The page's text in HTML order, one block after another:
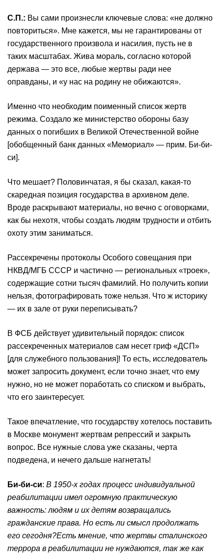
С.П .: Вы сами произнесли ключевые слова: «не должно
повториться». Мне кажется, мы не гарантированы от
государственного произвола и насилия, пусть не в
таких масштабах. Жива мораль, согласно которой
держава — это все, любые жертвы ради нее
оправданы, и «у нас на родину не обижаются».
Именно что необходим поименный список жертв
режима. Создало же министерство обороны базу
данных о погибших в Великой Отечественной войне
[обобщенный банк данных «Мемориал» — прим. Би-би-
си].
Что мешает? Половинчатая, я бы сказал, какая-то
скаредная позиция государства в архивном деле.
Вроде раскрывают материалы, но вечно с оговорками,
как бы нехотя, чтобы создать людям трудности и отбить
охоту этим заниматься.
Рассекречены протоколы Особого совещания при
НКВД/МГБ СССР и частично — региональных «троек»,
содержащие сотни тысяч фамилий. Но получить копии
нельзя, фотографировать тоже нельзя. Что ж историку
— их в зале от руки переписывать?
В ФСБ действует удивительный порядок: список
рассекреченных материалов сам несет гриф «ДСП»
[для служебного пользования]! То есть, исследователь
может запросить документ, если точно знает, что ему
нужно, но не может поработать со списком и выбрать,
что его заинтересует.
Такое впечатление, что государству хотелось поставить
в Москве монумент жертвам репрессий и закрыть
вопрос. Все нужные слова уже сказаны, черта
подведена, и нечего дальше нагнетать!
Би-би-си: В 1950-х годах процесс индивидуальной
реабилитации имел огромную практическую
важность: людям и их детям возвращались
гражданские права. Но есть ли смысл продолжать
его сегодня?Есть мнение, что жертвы сталинского
террора в реабилитации не нуждаются, так же как